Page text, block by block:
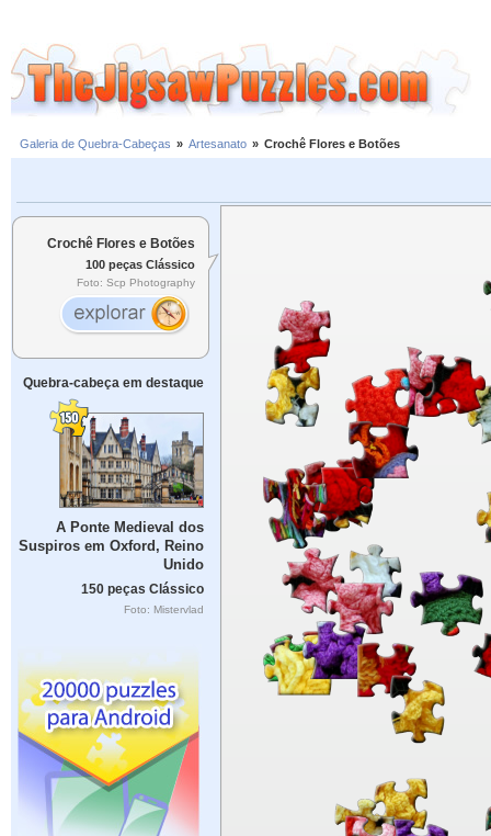
Galeria de Quebra-Cabeças » Artesanato » Crochê Flores e Botões
Crochê Flores e Botões
100 peças Clássico
Foto: Scp Photography
Quebra-cabeça em destaque
A Ponte Medieval dos
Suspiros em Oxford, Reino
Unido
150 peças Clássico
Foto: Mistervlad